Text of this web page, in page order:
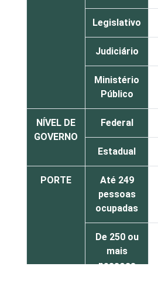
Legislativo
Judiciário
Ministério
Público
NÍVEL DE
GOVERNO
Federal
Estadual
PORTE
Até 249
pessoas
ocupadas
De 250 ou
mais
pessoas